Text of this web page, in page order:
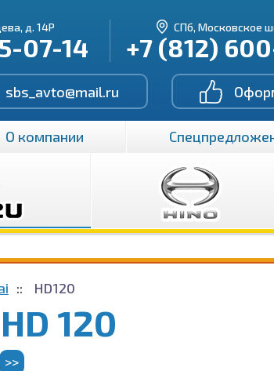
д. 14Р
07-14
СПб, Московское
+7 (812)
sbs_avto@mail.ru
О компании
HD120
120
>>